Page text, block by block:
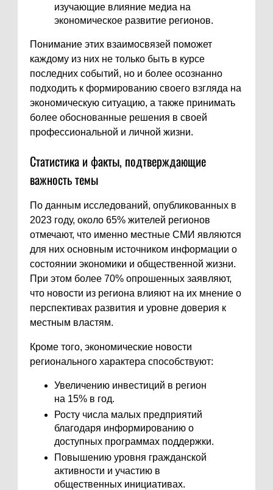
изучающие влияние медиа на
экономическое развитие регионов.
Понимание этих взаимосвязей поможет
каждому из них не только быть в курсе
последних событий, но и более осознанно
подходить к формированию своего взгляда на
экономическую ситуацию, а также принимать
более обоснованные решения в своей
профессиональной и личной жизни.
Статистика и факты, подтверждающие
важность темы
По данным исследований, опубликованных в
2023 году, около 65% жителей регионов
отмечают, что именно местные СМИ являются
для них основным источником информации о
состоянии экономики и общественной жизни.
При этом более 70% опрошенных заявляют,
что новости из региона влияют на их мнение о
перспективах развития и уровне доверия к
местным властям.
Кроме того, экономические новости
регионального характера способствуют:
Увеличению инвестиций в регион
на 15% в год.
Росту числа малых предприятий
благодаря информированию о
доступных программах поддержки.
Повышению уровня гражданской
активности и участию в
общественных инициативах.